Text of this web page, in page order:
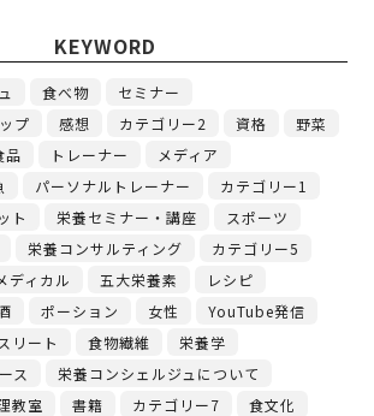
KEYWORD
食べ物
セミナー
プ
感想 カテゴリー2 資格
野菜
品 トレーナー
メディア
パーソナルトレーナー
カテゴリー1
ト 栄養セミナー・講座
スポーツ
栄養コンサルティング
カテゴリー5
ディカル 五大栄養素
レシピ
ポーション 女性
YouTube発信
リート 食物繊維
栄養学
ス
栄養コンシェルジュについて
教室 書籍 カテゴリー7
食文化